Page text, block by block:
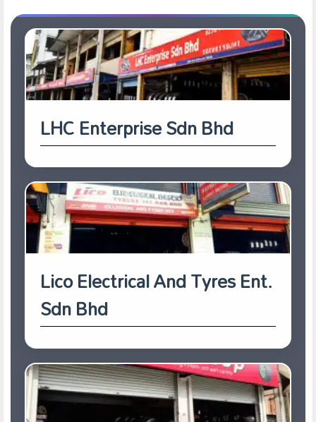
LHC Enterprise Sdn Bhd
Lico Electrical And Tyres Ent.
Sdn Bhd